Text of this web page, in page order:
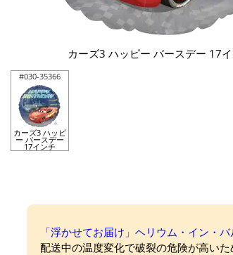
カーズ3 ハッピー バースデー 17
#030-35366
カーズ3 ハッピ
ー バースデー
17インチ
「浮かせてお届け」ヘリウム・イン・
配送中の温度変化で破裂の危険が高いた